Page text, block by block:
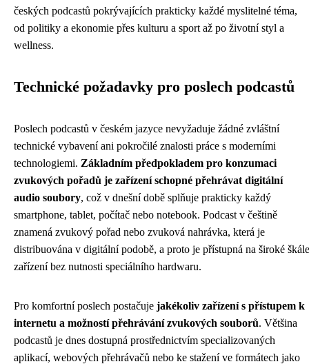
českých podcastů pokrývajících prakticky každé myslitelné téma,
od politiky a ekonomie přes kulturu a sport až po životní styl a
wellness.
Technické požadavky pro poslech podcastů
Poslech podcastů v českém jazyce nevyžaduje žádné zvláštní
technické vybavení ani pokročilé znalosti práce s moderními
technologiemi. Základním předpokladem pro konzumaci
zvukových pořadů je zařízení schopné přehrávat digitální
audio soubory, což v dnešní době splňuje prakticky každý
smartphone, tablet, počítač nebo notebook. Podcast v češtině
znamená zvukový pořad nebo zvuková nahrávka, která je
distribuována v digitální podobě, a proto je přístupná na široké škále
zařízení bez nutnosti speciálního hardwaru.
Pro komfortní poslech postačuje jakékoliv zařízení s přístupem k
internetu a možností přehrávání zvukových souborů. Většina
podcastů je dnes dostupná prostřednictvím specializovaných
aplikací, webových přehrávačů nebo ke stažení ve formátech jako